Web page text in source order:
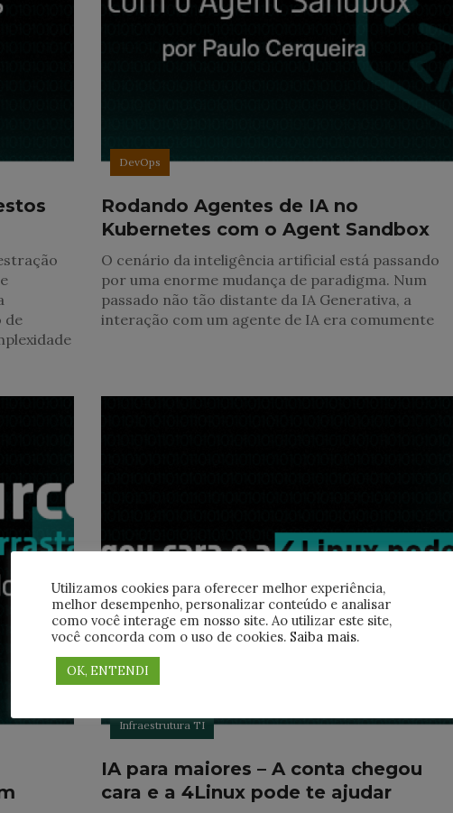
de
DevOps
Rodando Agentes de IA no
Kubernetes com o Agent Sandbox
O cenário da inteligência artificial está passando
por uma enorme mudança de paradigma. Num
passado não tão distante da IA Generativa, a
interação com um agente de IA era comumente
Infraestrutura TI
IA para maiores – A conta chegou
cara e a 4Linux pode te ajudar
Utilizamos cookies para oferecer melhor experiência,
melhor desempenho, personalizar conteúdo e analisar
como você interage em nosso site. Ao utilizar este site,
você concorda com o uso de cookies. Saiba mais.
OK, ENTENDI